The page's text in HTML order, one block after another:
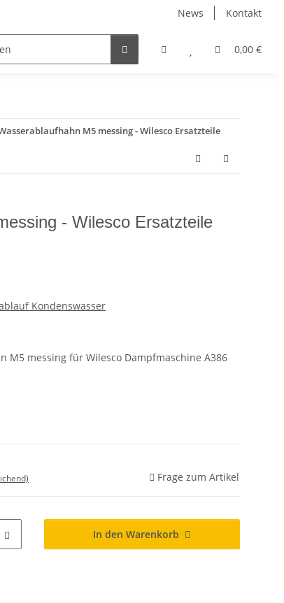
News Kontakt
0,00 €
Wilesco Fahrzeuge Wilesco Zubehör
M5 messing - Wilesco Ersatzteile
- Wilesco Ersatzteile
Kondenswasser
M5 messing für Wilesco Dampfmaschine A386
Frage zum Artikel
In den Warenkorb